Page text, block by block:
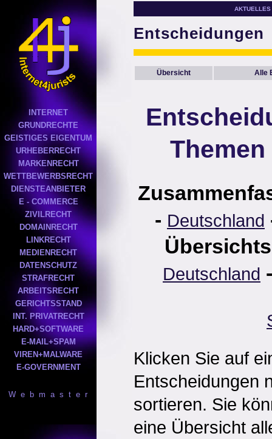
INTERNET
GRUNDRECHTE
GEISTIGES EIGENTUM
URHEBERRECHT
MARKENRECHT
WETTBEWERBSRECHT
DIENSTEANBIETER
E - COMMERCE
ZIVILRECHT
DOMAINRECHT
LINKRECHT
MEDIENRECHT
DATENSCHUTZ
STRAFRECHT
ARBEITSRECHT
GERICHTSSTAND
INT. PRIVATRECHT
HARD+SOFTWARE
E-MAIL+SPAM
VIREN+MALWARE
E-GOVERNMENT
W e b m a s t e r
AKTUELLES
Entscheidungen
Übersicht Alle
- Deutschland
Deutschland
Klicken Sie auf
Entscheidungen
sortieren. Sie
eine Übersicht